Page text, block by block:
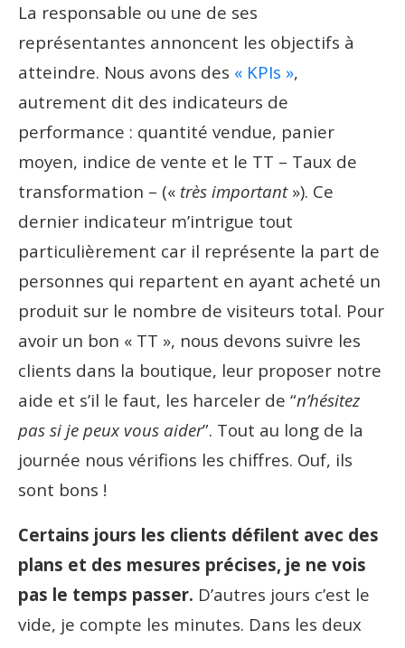
La responsable ou une de ses
représentantes annoncent les objectifs à
atteindre. Nous avons des « KPIs »,
autrement dit des indicateurs de
performance : quantité vendue, panier
moyen, indice de vente et le TT – Taux de
transformation – (« très important»). Ce
dernier indicateur m’intrigue tout
particulièrement car il représente la part de
personnes qui repartent en ayant acheté un
produit sur le nombre de visiteurs total. Pour
avoir un bon « TT », nous devons suivre les
clients dans la boutique, leur proposer notre
aide et s’il le faut, les harceler de “n’hésitez
pas si je peux vous aider”. Tout au long de la
journée nous vérifions les chiffres. Ouf, ils
sont bons !
Certains jours les clients défilent avec des
plans et des mesures précises, je ne vois
pas le temps passer. D’autres jours c’est le
vide, je compte les minutes. Dans les deux